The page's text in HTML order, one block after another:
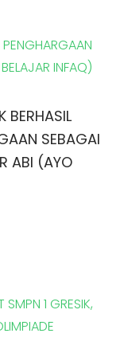
BERHASIL
SEBAGAI
ABI (AYO